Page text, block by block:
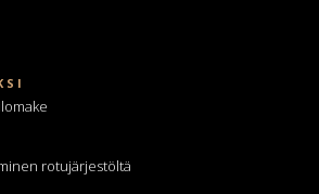
rotujärjestöltä